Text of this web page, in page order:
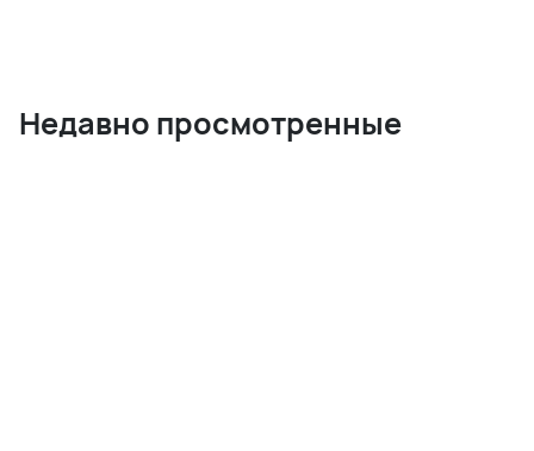
Недавно просмотренные